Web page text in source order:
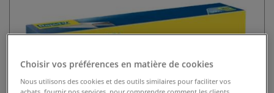
Choisir vos préférences en matière de cookies
Nous utilisons des cookies et des outils similaires pour faciliter vos